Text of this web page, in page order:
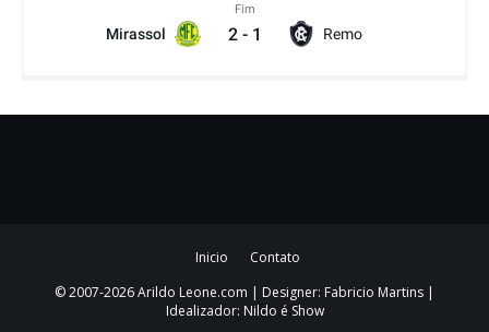
Mirassol
Fim
2 - 1 Remo
Inicio
Contato
© 2007-2026 Arildo Leone.com | Designer: Fabricio Martins |
Idealizador: Nildo é Show